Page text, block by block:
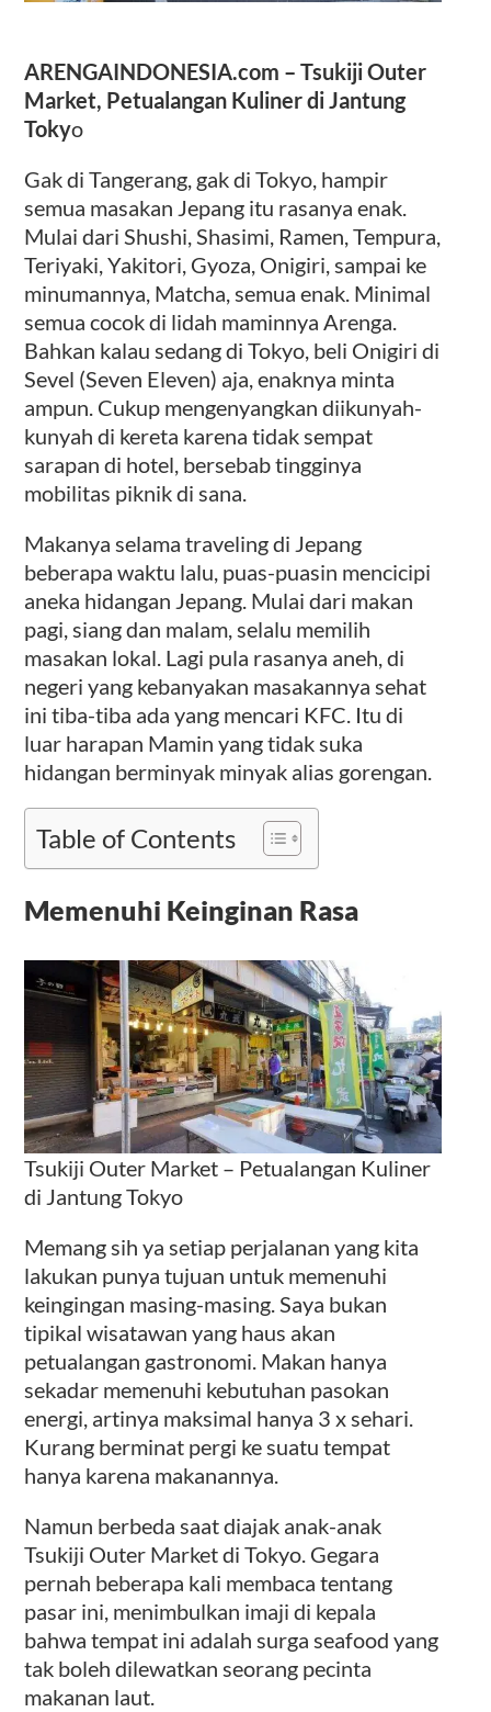
ARENGAINDONESIA.com – Tsukiji Outer
Market, Petualangan Kuliner di Jantung
Tokyo
Gak di Tangerang, gak di Tokyo, hampir
semua masakan Jepang itu rasanya enak.
Mulai dari Shushi, Shasimi, Ramen, Tempura,
Teriyaki, Yakitori, Gyoza, Onigiri, sampai ke
minumannya, Matcha, semua enak. Minimal
semua cocok di lidah maminnya Arenga.
Bahkan kalau sedang di Tokyo, beli Onigiri di
Sevel (Seven Eleven) aja, enaknya minta
ampun. Cukup mengenyangkan diikunyah-
kunyah di kereta karena tidak sempat
sarapan di hotel, bersebab tingginya
mobilitas piknik di sana.
Makanya selama traveling di Jepang
beberapa waktu lalu, puas-puasin mencicipi
aneka hidangan Jepang. Mulai dari makan
pagi, siang dan malam, selalu memilih
masakan lokal. Lagi pula rasanya aneh, di
negeri yang kebanyakan masakannya sehat
ini tiba-tiba ada yang mencari KFC. Itu di
luar harapan Mamin yang tidak suka
hidangan berminyak minyak alias gorengan.
Table of Contents
Memenuhi Keinginan Rasa
Tsukiji Outer Market – Petualangan Kuliner
di Jantung Tokyo
Memang sih ya setiap perjalanan yang kita
lakukan punya tujuan untuk memenuhi
keingingan masing-masing. Saya bukan
tipikal wisatawan yang haus akan
petualangan gastronomi. Makan hanya
sekadar memenuhi kebutuhan pasokan
energi, artinya maksimal hanya 3 x sehari.
Kurang berminat pergi ke suatu tempat
hanya karena makanannya.
Namun berbeda saat diajak anak-anak
Tsukiji Outer Market di Tokyo. Gegara
pernah beberapa kali membaca tentang
pasar ini, menimbulkan imaji di kepala
bahwa tempat ini adalah surga seafood yang
tak boleh dilewatkan seorang pecinta
makanan laut.